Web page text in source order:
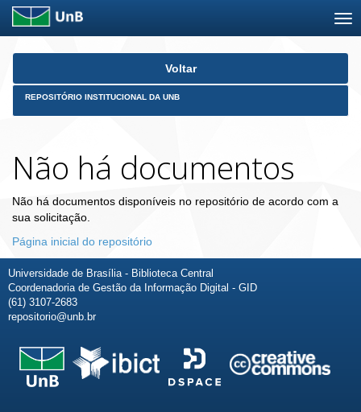
Skip
Voltar
REPOSITÓRIO INSTITUCIONAL DA UNB
Não há documentos
Não há documentos disponíveis no repositório de acordo com a
sua solicitação.
Página inicial do repositório
Universidade de Brasília - Biblioteca Central
Coordenadoria de Gestão da Informação Digital - GID
(61) 3107-2683
repositorio@unb.br